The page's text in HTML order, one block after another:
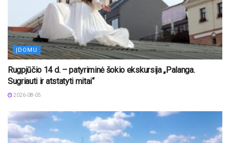
ĮDOMU
Rugpjūčio 14 d. – patyriminė šokio ekskursija „Palanga.
Sugriauti ir atstatyti mitai“
2026-08-05